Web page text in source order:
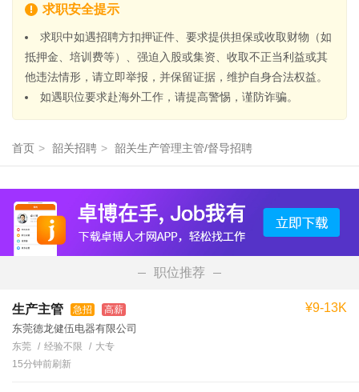
求职安全提示
求职中如遇招聘方扣押证件、要求提供担保或收取财物（如
抵押金、培训费等）、强迫入股或集资、收取不正当利益或其
他违法情形，请立即举报，并保留证据，维护自身合法权益。
如遇职位要求赴海外工作，请提高警惕，谨防诈骗。
首页 > 韶关招聘 > 韶关生产管理主管/督导招聘
职位推荐
生产主管 急招 高薪
东莞德龙健伍电器有限公司
¥9-13K
东莞 经验不限
大专
15分钟前刷新